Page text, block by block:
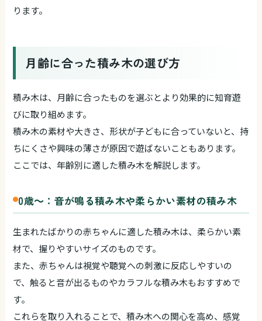
ります。
月齢に合った積み木の選び方
積み木は、月齢に合ったものを選ぶとより効果的に知育遊
びに取り組めます。
積み木の素材や大きさ、形状が子どもに合っていないと、持
ちにくさや興味の薄さが原因で遊ばないこともあります。
ここでは、年齢別に適した積み木を解説します。
0歳～：音が鳴る積み木や柔らかい素材の積み木
生まれたばかりの赤ちゃんに適した積み木は、柔らかい素
材で、握りやすいサイズのものです。
また、赤ちゃんは視覚や聴覚への刺激に反応しやすいの
で、触ると音が出るものやカラフルな積み木もおすすめで
す。
これらを取り入れることで、積み木への関心を高め、感覚